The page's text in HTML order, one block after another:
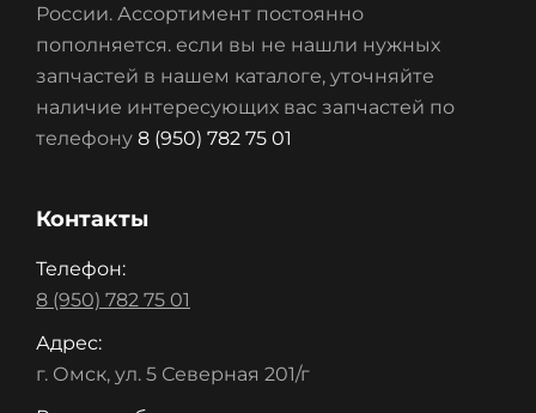
России. Ассортимент постоянно
пополняется. если вы не нашли нужных
запчастей в нашем каталоге, уточняйте
наличие интересующих вас запчастей по
телефону 8 (950) 782 75 01
Контакты
Телефон:
8 (950) 782 75 01
Адрес:
г. Омск, ул. 5 Северная 201/г